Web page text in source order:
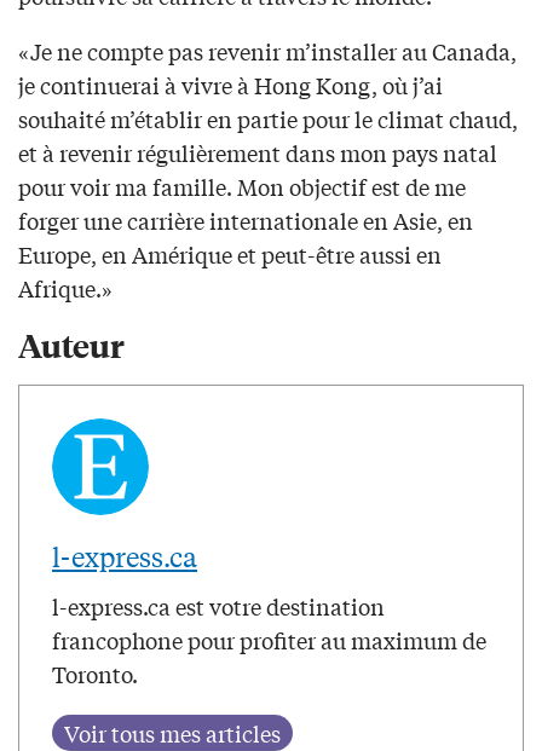
«Je ne compte pas revenir m’installer au Canada,
je continuerai à vivre à Hong Kong, où j’ai
souhaité m’établir en partie pour le climat chaud,
et à revenir régulièrement dans mon pays natal
pour voir ma famille. Mon objectif est de me
forger une carrière internationale en Asie, en
Europe, en Amérique et peut-être aussi en
Afrique.»
Auteur
l-express.ca
l-express.ca est votre destination
francophone pour profiter au maximum de
Toronto.